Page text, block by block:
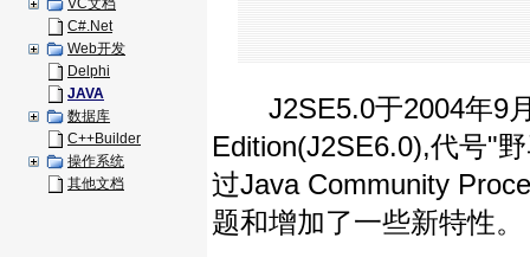
VC文档
C#.Net
Web开发
Delphi
JAVA
数据库
C++Builder
操作系统
其他文档
J2SE5.0于2004年9月
Edition(J2SE6.0),代号"
过Java Community
题和增加了一些新特性。